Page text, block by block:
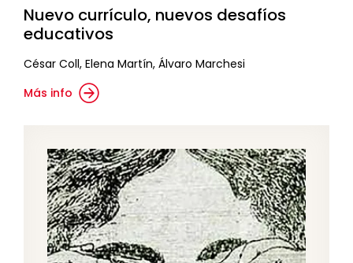
Nuevo currículo, nuevos desafíos
educativos
César Coll, Elena Martín, Álvaro Marchesi
Más info